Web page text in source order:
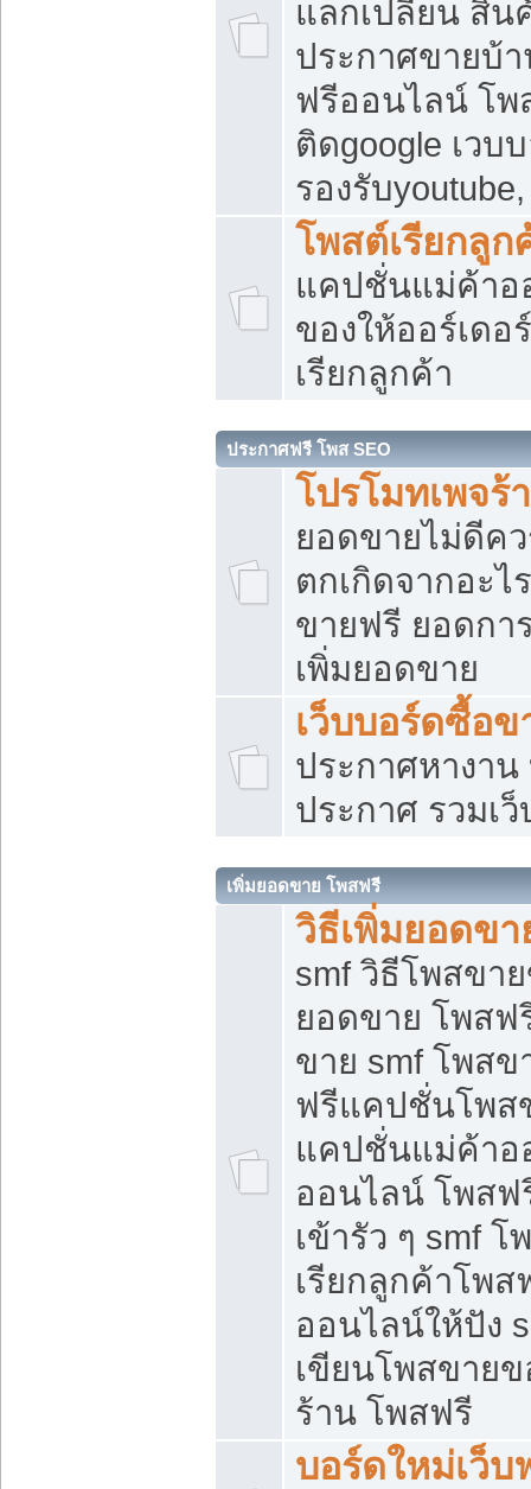
แลกเปลี่ยน สิน
ประกาศขายบ้
ฟรีออนไลน์ โพ
ติดgoogle เวบ
รองรับ
โพสต์เรียกลูก
แคปชั่นแม่ค้าอ
ของให้ออร์เดอ
เรียกลูกค้า
ประกาศฟรี โพส SEO
โปรโมทเพจร้
ยอดขายไม่ดีค
ตกเกิดจากอะไ
ขายฟรี ยอดกา
เพิ่มยอดขาย
เว็บบอร์ดซื้อข
ประกาศหางาน
ประกาศ รวมเ
เพิ่มยอดขาย โพสฟรี
วิธีเพิ่มยอดข
smf วิธีโพสขา
ยอดขาย โพสฟ
ขาย smf โพส
ฟรีแคปชั่นโพส
แคปชั่นแม่ค้า
ออนไลน์ โพสฟ
เข้ารัว ๆ smf
เรียกลูกค้าโพส
ออนไลน์ให้ปัง
เขียนโพสขาย
ร้าน โพสฟรี
บอร์ดใหม่เว็บ